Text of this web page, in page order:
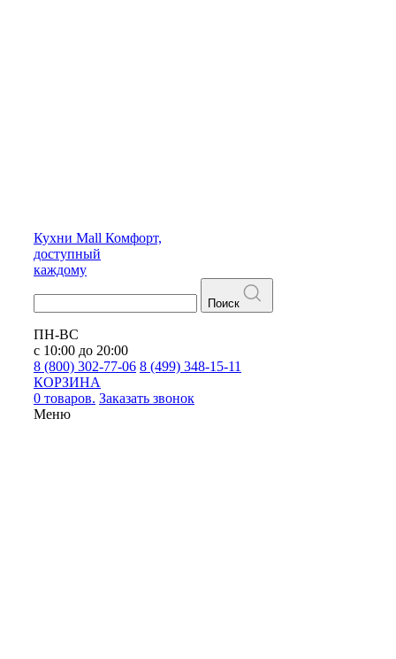
Кухни Mall Комфорт,
доступный
каждому
Поиск
ПН-ВС
с 10:00 до 20:00
8 (800) 302-77-06 8 (499) 348-15-11
КОРЗИНА
0 товаров. Заказать звонок
Меню